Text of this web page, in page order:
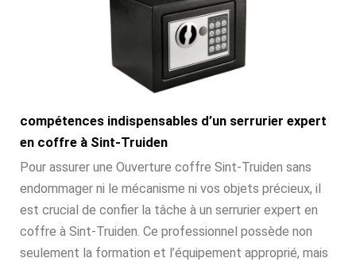
compétences indispensables d’un serrurier expert
en coffre à Sint-Truiden
Pour assurer une Ouverture coffre Sint-Truiden sans
endommager ni le mécanisme ni vos objets précieux, il
est crucial de confier la tâche à un serrurier expert en
coffre à Sint-Truiden. Ce professionnel possède non
seulement la formation et l’équipement approprié, mais